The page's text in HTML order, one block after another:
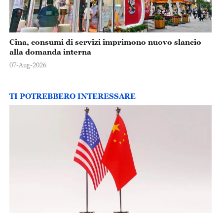
Cina, consumi di servizi imprimono nuovo slancio
alla domanda interna
07-Aug-2026
TI POTREBBERO INTERESSARE